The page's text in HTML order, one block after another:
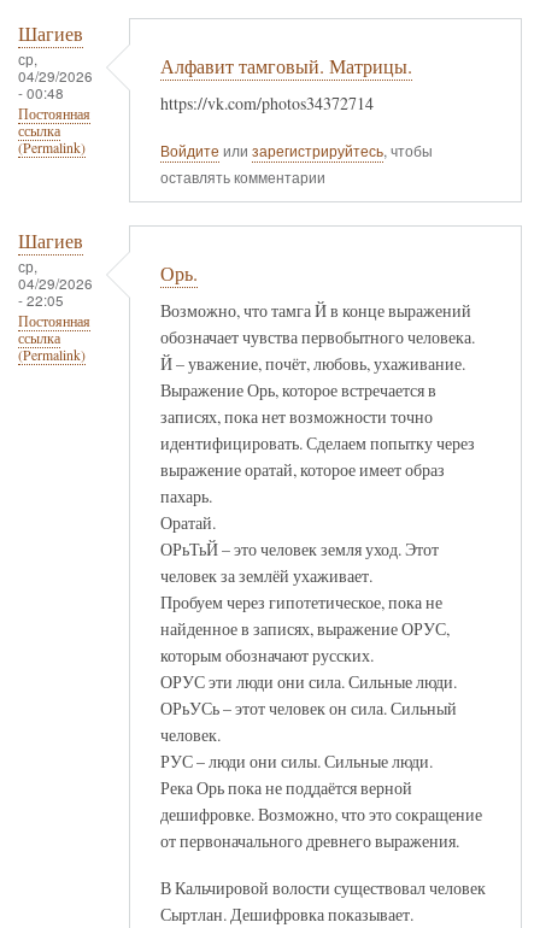
Шагиев
ср,
04/29/2026
- 00:48
Постоянная
ссылка
(Permalink)
Алфавит тамговый. Матрицы.
https://vk.com/photos34372714
Войдите или зарегистрируйтесь, чтобы
оставлять комментарии
Шагиев
ср,
04/29/2026
- 22:05
Постоянная
ссылка
(Permalink)
Орь.
Возможно, что тамга Й в конце выражений
обозначает чувства первобытного человека.
Й – уважение, почёт, любовь, ухаживание.
Выражение Орь, которое встречается в
записях, пока нет возможности точно
идентифицировать. Сделаем попытку через
выражение оратай, которое имеет образ
пахарь.
Оратай.
ОРьТьЙ – это человек земля уход. Этот
человек за землёй ухаживает.
Пробуем через гипотетическое, пока не
найденное в записях, выражение ОРУС,
которым обозначают русских.
ОРУС эти люди они сила. Сильные люди.
ОРьУСь – этот человек он сила. Сильный
человек.
РУС – люди они силы. Сильные люди.
Река Орь пока не поддаётся верной
дешифровке. Возможно, что это сокращение
от первоначального древнего выражения.
В Кальчировой волости существовал человек
Сыртлан. Дешифровка показывает.